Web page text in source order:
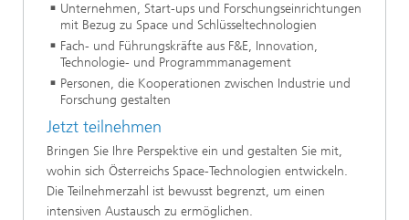
Unternehmen, Start-ups und Forschungseinrichtungen
mit Bezug zu Space und Schlüsseltechnologien
Fach- und Führungskräfte aus F&E, Innovation,
Technologie- und Programmmanagement
Personen, die Kooperationen zwischen Industrie und
Forschung gestalten
Jetzt teilnehmen
Bringen Sie Ihre Perspektive ein und gestalten Sie mit,
wohin sich Österreichs Space-Technologien entwickeln.
Die Teilnehmerzahl ist bewusst begrenzt, um einen
intensiven Austausch zu ermöglichen.